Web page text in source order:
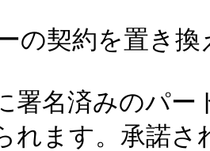
の契約を置き換
署名済みのパー
れます。承諾